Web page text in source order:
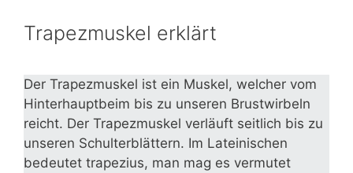
Trapezmuskel erklärt
Der Trapezmuskel ist ein Muskel, welcher vom
Hinterhauptbeim bis zu unseren Brustwirbeln
reicht. Der Trapezmuskel verläuft seitlich bis zu
unseren Schulterblättern. Im Lateinischen
bedeutet trapezius, man mag es vermutet